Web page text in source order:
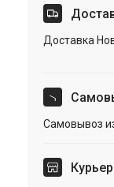
Доставка
Самовывоз